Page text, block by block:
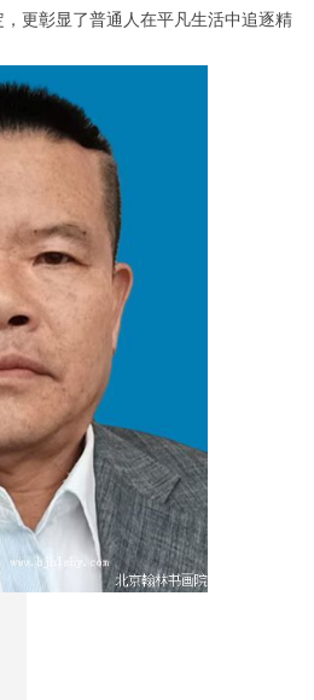
2 3 4
更彰显了普通人在平凡生活中追逐精